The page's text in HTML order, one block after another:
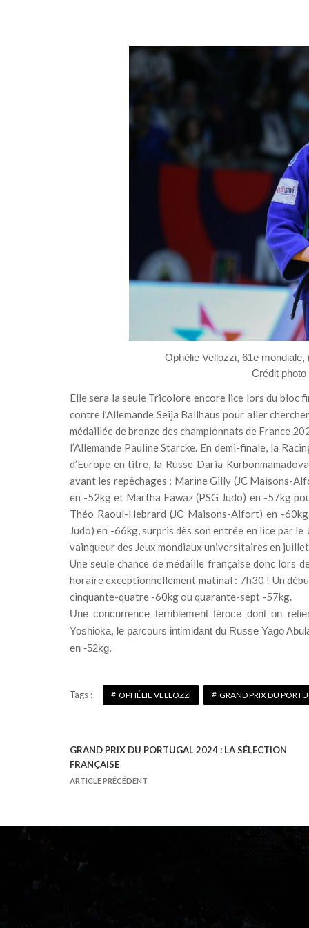
Ophélie Vellozzi, 61e
Crédit
Elle sera la seule Tricolore encore lice lors du bloc
contre l’Allemande Seija Ballhaus pour aller
médaillée de bronze des championnats de France
l’Allemande Pauline Starcke. En demi-finale, la
d’Europe en titre, la Russe Daria
avant les repêchages : Marine Gilly (JC Maisons-
en -52kg et Martha Fawaz (PSG Judo) en -57kg
Théo Raoul-Hebrard (JC Maisons-Alfort) en -
Judo) en -66kg, surpris dès son entrée en lice par
vainqueur des Jeux mondiaux universitaires en
Une seule chance de médaille française donc lors
horaire exceptionnellement matinal : 7h30 ! Un
cinquante-quatre -60kg ou quarante-sept -57kg.
Une concurrence terriblement féroce dont on
Yoshioka, le parcours intimidant du Russe Yago
en -52kg.
Tags : OPHÉLIE VELLOZZI GRAND PRIX DU
N
a
i
o
GRAND PRIX DU PORTUGAL 2024 : LA SÉLECTION
FRANÇAISE
ARTICLE PRÉCÉDENT